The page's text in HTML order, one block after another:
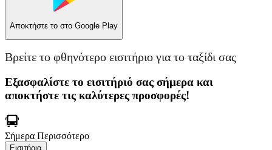
Αποκτήστε το στο Google Play
Βρείτε το φθηνότερο εισιτήριο για το ταξίδι σας
Εξασφαλίστε το εισιτήριό σας σήμερα και
αποκτήστε τις καλύτερες προσφορές!
Σήμερα Περισσότερο
Εισιτήρια